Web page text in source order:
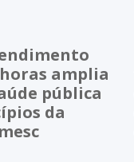
amplia
pública
da